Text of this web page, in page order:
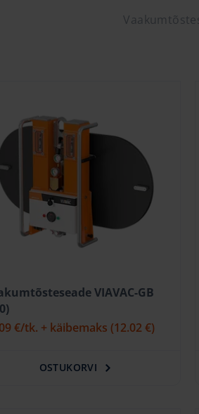
VIAVAC-GB
€/tk. + käibemaks (12.02 €)
OSTUKORVI